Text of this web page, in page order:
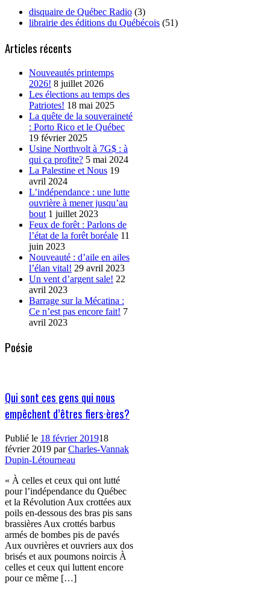
disquaire de Québec Radio (3)
librairie des éditions du Québécois (51)
Articles récents
Nouveautés printemps
2026! 8 juillet 2026
Les élections au temps des
Patriotes! 18 mai 2025
La quête de la souveraineté
: Porto Rico et le Québec
19 février 2025
Usine Northvolt à 7G$ : à
qui ça profite? 5 mai 2024
La Palestine et Nous 19
avril 2024
L’indépendance : une lutte
ouvrière à mener jusqu’au
bout 1 juillet 2023
Feux de forêt : Parlons de
l’état de la forêt boréale 11
juin 2023
Nouveauté : d’aile en ailes
l’élan vital! 29 avril 2023
Un vent d’argent sale! 22
avril 2023
Barrage sur la Mécatina :
Ce n’est pas encore fait! 7
avril 2023
Poésie
Qui sont ces gens qui nous
empêchent d’êtres fiers·ères?
Publié le 18 février 201918
février 2019 parCharles-Vannak
Dupin-Létourneau
« À celles et ceux qui ont lutté
pour l’indépendance du Québec
et la Révolution Aux crottées aux
poils en-dessous des bras pis sans
brassières Aux crottés barbus
armés de bombes pis de pavés
Aux ouvrières et ouvriers aux dos
brisés et aux poumons noircis À
celles et ceux qui luttent encore
pour ce même […]